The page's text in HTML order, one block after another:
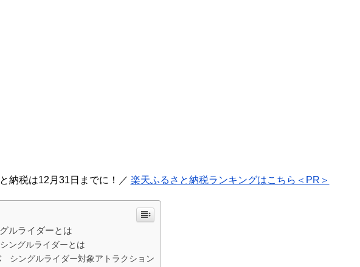
納税は12月31日までに！／ 楽天ふるさと納税ランキングはこちら＜PR＞
ルライダーとは
ングルライダーとは
シングルライダー対象アトラクション